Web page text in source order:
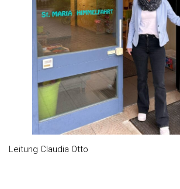
Leitung Claudia Otto